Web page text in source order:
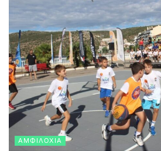
ΑΜΦΙΛΟΧΊΑ